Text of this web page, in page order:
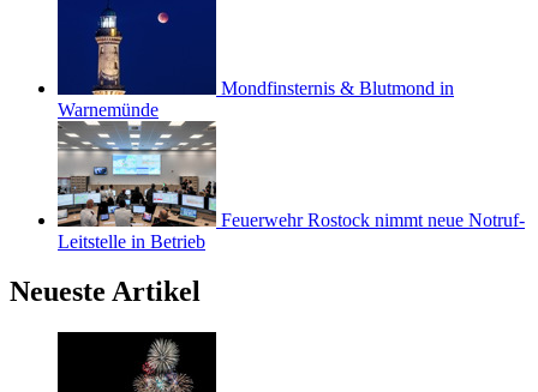
Mondfinsternis & Blutmond in
Warnemünde
Feuerwehr Rostock nimmt neue Notruf-
Leitstelle in Betrieb
Neueste Artikel